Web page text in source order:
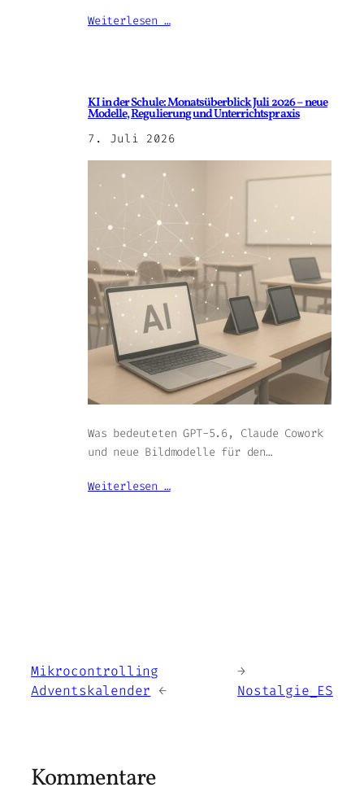
Weiterlesen …
KI in der Schule: Monatsüberblick Juli 2026 – neue
Modelle, Regulierung und Unterrichtspraxis
7. Juli 2026
Was bedeuteten GPT-5.6, Claude Cowork
und neue Bildmodelle für den…
Weiterlesen …
Mikrocontrolling
Adventskalender →
←
Nostalgie_ES
Kommentare